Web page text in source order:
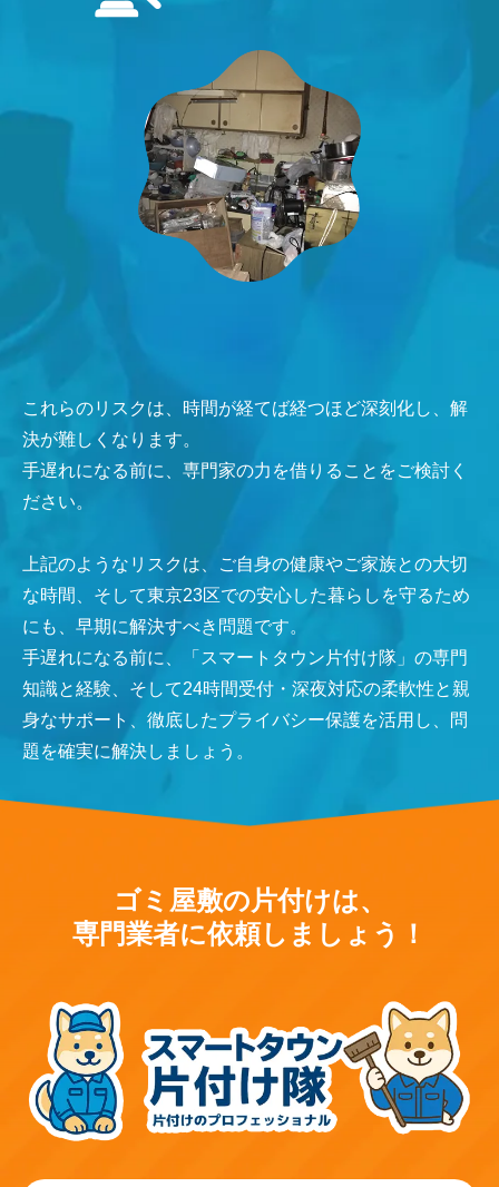
これらのリスクは、時間が経てば経つほど深刻化し、解
決が難しくなります。
手遅れになる前に、専門家の力を借りることをご検討く
ださい。
上記のようなリスクは、ご自身の健康やご家族との大切
な時間、そして東京23区での安心した暮らしを守るため
にも、早期に解決すべき問題です。
手遅れになる前に、「スマートタウン片付け隊」の専門
知識と経験、そして24時間受付・深夜対応の柔軟性と親
身なサポート、徹底したプライバシー保護を活用し、問
題を確実に解決しましょう。
ゴミ屋敷の片付けは、
専門業者に依頼しましょう！